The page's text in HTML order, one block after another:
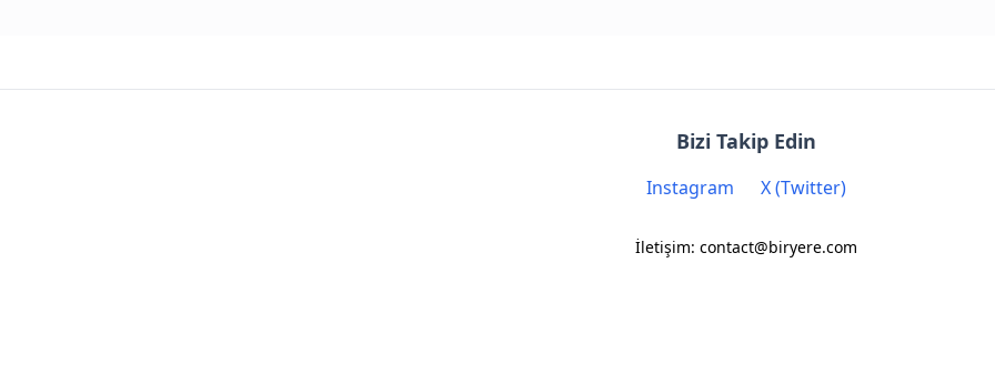
Bizi Takip Edin
Instagram X (Twitter)
İletişim: contact@biryere.com